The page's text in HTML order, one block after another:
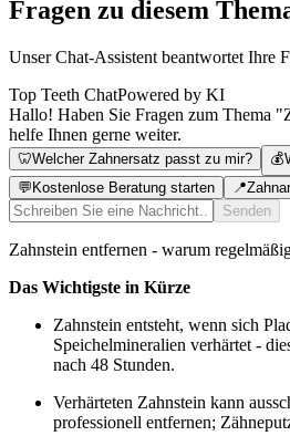
Fragen zu diesem
Unser Chat-Assistent beantwortet Ihre
Top Teeth ChatPowered by KI
Hallo! Haben Sie Fragen zum Thema
helfe Ihnen gerne weiter.
🦷Welcher Zahnersatz passt zu mir? 💰
💬Kostenlose Beratung starten 📍
Senden
Zahnstein entfernen - warum
Das Wichtigste in Kürze
Zahnstein entsteht, wenn sich
Speichelmineralien verhärtet -
nach 48 Stunden.
Verhärteten Zahnstein kann
professionell entfernen;